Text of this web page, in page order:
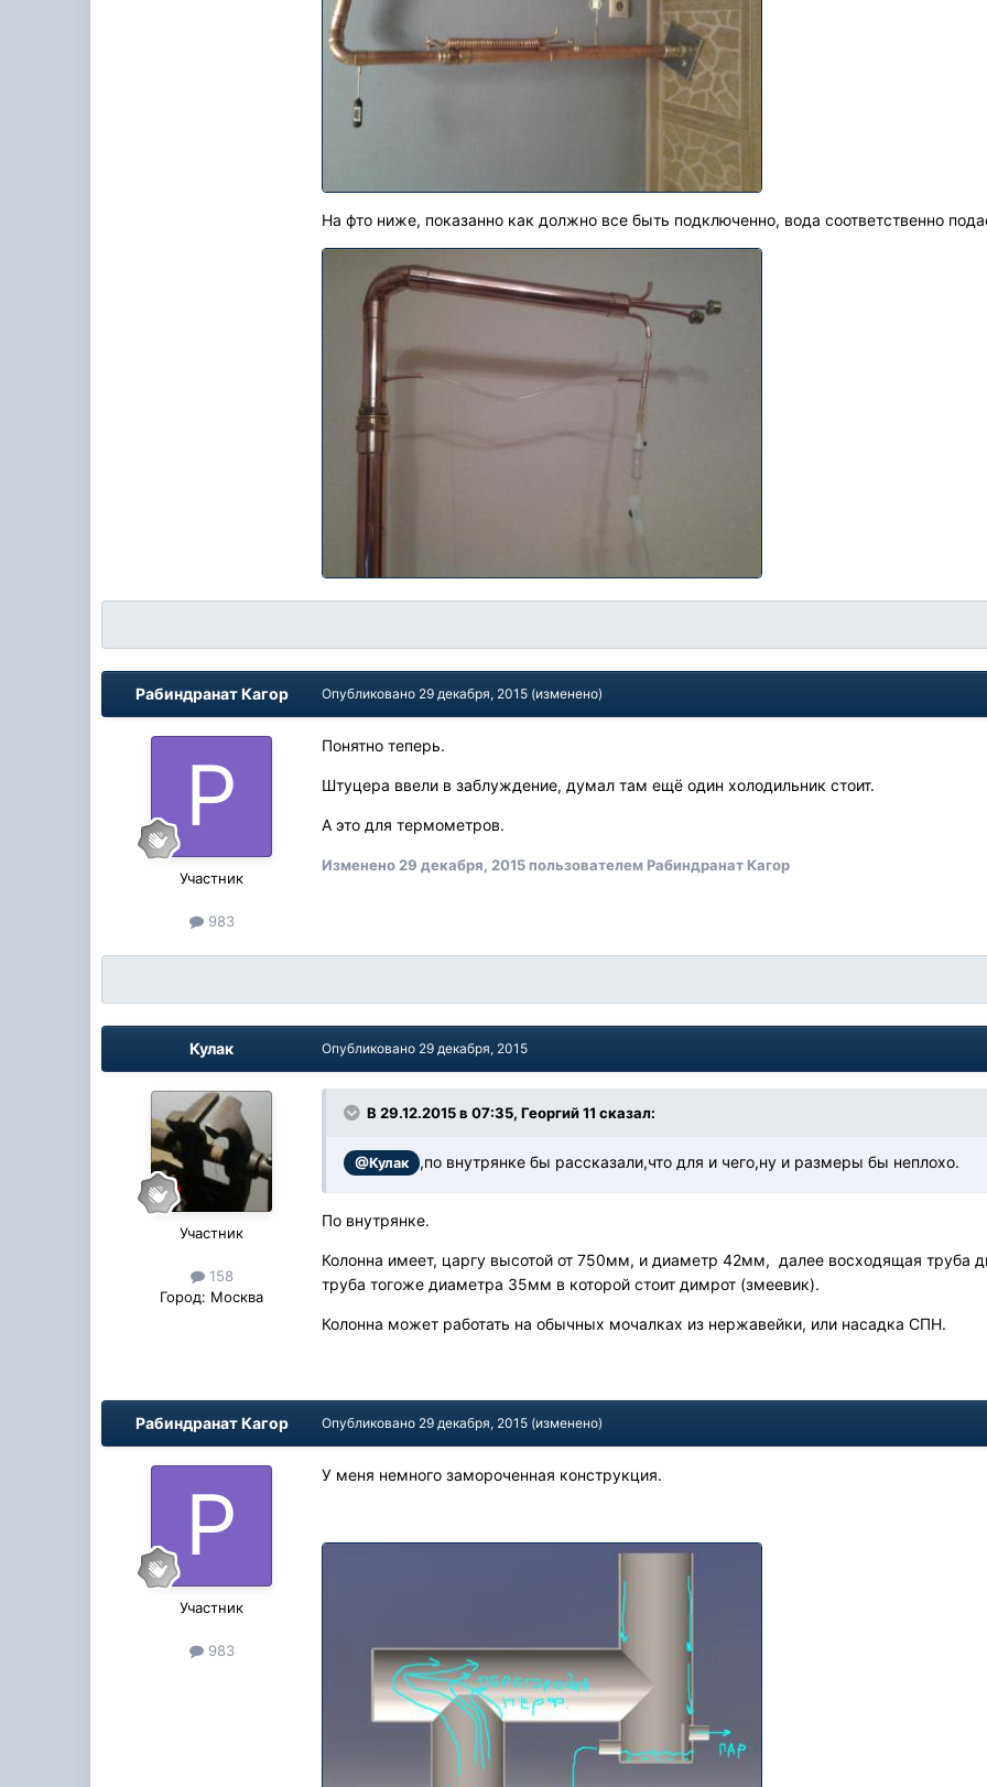
На фто ниже, показанно как должно все быть подключенно, вода соответственно
Рабиндранат Кагор
Участник
983
Опубликовано 29 декабря, 2015 (изменено)
Понятно теперь.
Штуцера ввели в заблуждение, думал там ещё один холодильник стоит.
А это для термометров.
Изменено29 декабря, 2015пользователем Рабиндранат Кагор
Кулак
Участник
158
Город: Москва
Опубликовано 29 декабря, 2015
В 29.12.2015 в 07:35, Георгий 11 сказал:
@Кулак ,по внутрянке бы рассказали,что для и чего,ну и размеры бы неплохо.
По внутрянке.
Колонна имеет, царгу высотой от 750мм, и диаметр 42мм, далее восходящая
труба тогоже диаметра 35мм в которой стоит димрот (змеевик).
Колонна может работать на обычных мочалках из нержавейки, или насадка СПН.
Рабиндранат Кагор
Участник
983
Опубликовано 29 декабря, 2015 (изменено)
У меня немного замороченная конструкция.